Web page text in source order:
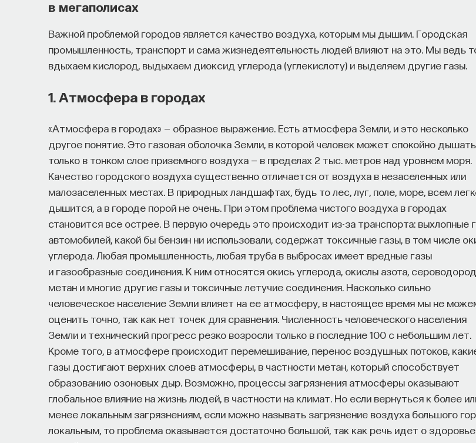
в мегаполисах
Важной проблемой городов является качество воздуха, которым мы дышим. Городская
промышленность, транспорт и сама жизнедеятельность людей влияют на это. Мы ведь
вдыхаем кислород, выдыхаем диоксид углерода (углекислоту) и выделяем другие газы.
1. Атмосфера в городах
«Атмосфера в городах» — образное выражение. Есть атмосфера 3емли, и это несколько
другое понятие. Это газовая оболочка Земли, в которой человек может спокойно дышать
только в тонком слое приземного воздуха — в пределах 2 тыс. метров над уровнем моря.
Качество городского воздуха существенно отличается от воздуха в незаселенных или
малозаселенных местах. В природных ландшафтах, будь то лес, луг, поле, море, всем
дышится, а в городе порой не очень. При этом проблема чистого воздуха в городах
становится все острее. В первую очередь это происходит из-за транспорта: выхлопные
автомобилей, какой бы бензин ни использовали, содержат токсичные газы, в том числе
углерода. Любая промышленность, любая труба в выбросах имеет вредные газы
и газообразные соединения. К ним относятся окись углерода, окислы азота, сероводород,
метан и многие другие газы и токсичные летучие соединения. Насколько сильно
человеческое население Земли влияет на ее атмосферу, в настоящее время мы не
оценить точно, так как нет точек для сравнения. Численность человеческого населения
Земли и технический прогресс резко возросли только в последние 100 с небольшим лет.
Кроме того, в атмосфере происходит перемешивание, перенос воздушных потоков,
газы достигают верхних слоев атмосферы, в частности метан, который способствует
образованию озоновых дыр. Возможно, процессы загрязнения атмосферы оказывают
глобальное влияние на жизнь людей, в частности на климат. Но если вернуться к более
менее локальным загрязнениям, если можно называть загрязнение воздуха большого
локальным, то проблема оказывается достаточно большой, так как речь идет о здоровье